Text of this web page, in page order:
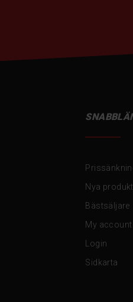
Nya
Bästsäljare
My account
Login
Sidkarta